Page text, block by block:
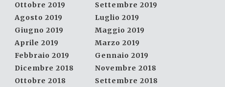
Ottobre 2019
Settembre 2019
Agosto 2019
Luglio 2019
Giugno 2019
Maggio 2019
Aprile 2019
Marzo 2019
Febbraio 2019
Gennaio 2019
Dicembre 2018
Novembre 2018
Ottobre 2018
Settembre 2018